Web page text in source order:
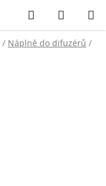
Hledat
KOŠÍK
/ Náplně do difuzérů /